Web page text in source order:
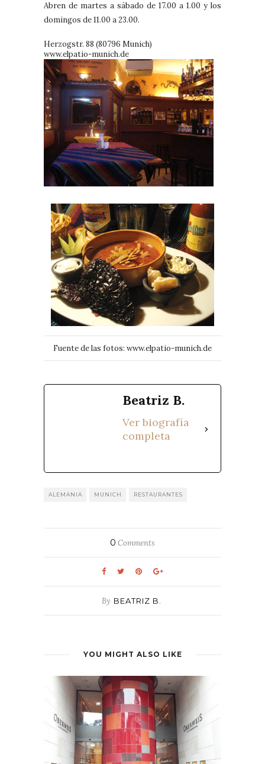
Abren de martes a sábado de 17.00 a 1.00 y los
domingos de 11.00 a 23.00.
Herzogstr. 88 (80796 Munich)
www.elpatio-munich.de
Fuente de las fotos: www.elpatio-munich.de
Beatriz B.
Ver biografía
completa
ALEMANIA MUNICH RESTAURANTES
0 Comments
By BEATRIZ B.
YOU MIGHT ALSO LIKE